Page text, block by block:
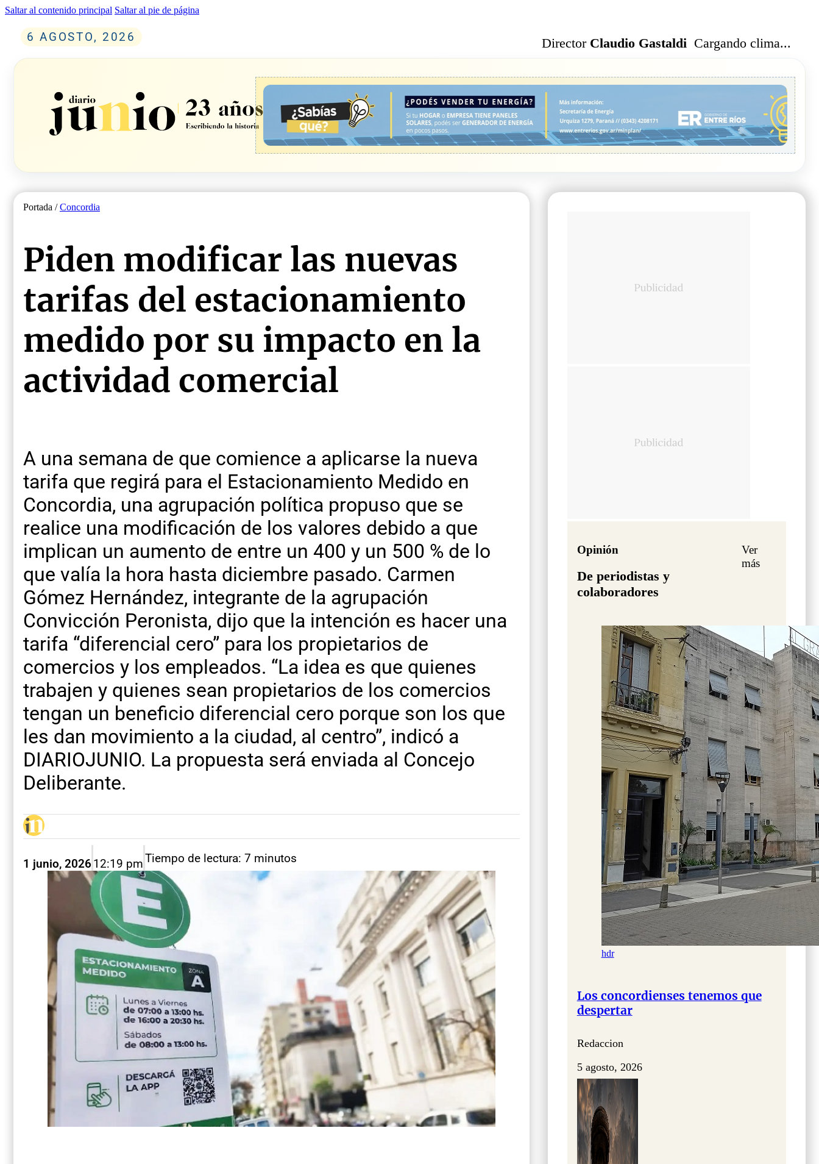
Saltar al contenido principal Saltar al pie de página
6 AGOSTO, 2026 Director Claudio Gastaldi Cargando clima...
Portada /Concordia
Piden modificar las nuevas
tarifas del estacionamiento
medido por su impacto en la
actividad comercial
A una semana de que comience a aplicarse la nueva
tarifa que regirá para el Estacionamiento Medido en
Concordia, una agrupación política propuso que se
realice una modificación de los valores debido a que
implican un aumento de entre un 400 y un 500 % de lo
que valía la hora hasta diciembre pasado. Carmen
Gómez Hernández, integrante de la agrupación
Convicción Peronista, dijo que la intención es hacer una
tarifa “diferencial cero” para los propietarios de
comercios y los empleados. “La idea es que quienes
trabajen y quienes sean propietarios de los comercios
tengan un beneficio diferencial cero porque son los que
les dan movimiento a la ciudad, al centro”, indicó a
DIARIOJUNIO. La propuesta será enviada al Concejo
Deliberante.
1 junio, 202612:19 pmTiempo de lectura: 7 minutos
Opinión
De periodistas y
colaboradores
Ver
más
hdr
Los concordienses tenemos que
despertar
Redaccion
5 agosto, 2026